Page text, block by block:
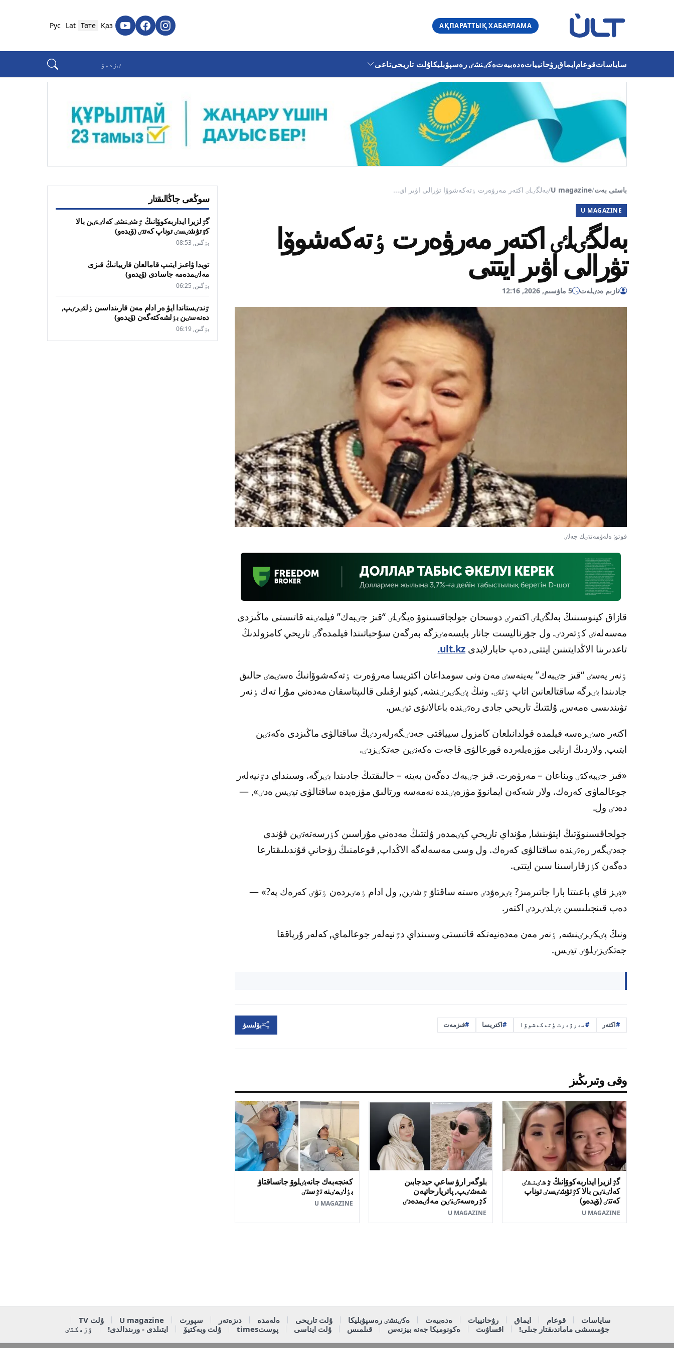
АҚПАРАТТЫҚ ХАБАРЛАМА
Қаз
Төте
Lat
Рус
ساياساتقوعامايماقرۋحانيياتەدەبيەتەكٸنشٸ رەسپۋبليكاۇلت تاريحىتاعى
باستى بەت/
U magazine
/بەلگٸلٸ اكتەر مەرۋەرت ٶتەكەشوۆا تۋرالى اۋىر اي...
U MAGAZINE
بەلگٸلٸ اكتەر مەرۋەرت ٶتەكەشوۆا
تۋرالى اۋىر ايتتى
نازىم ەدٸلەت 5 ماۋسىم, 2026, 12:16
فوتو: ەلەۋمەتتٸك جەلٸ
قازاق كينوسىنىڭ بەلگٸلٸ اكتەرٸ دوسحان جولجاقسىنوۆ ەيگٸلٸ “قىز جٸبەك” فيلمٸنە قاتىستى ماڭىزدى
مەسەلەنٸ كٶتەردٸ. ول جۋرناليست جانار بايسەمٸزگە بەرگەن سۇحباتىندا فيلمدەگٸ تاريحي كامزولدىڭ
تاعدىرىنا الاڭدايتىنىن ايتتى, دەپ حابارلايدى ult.kz.
ٶنەر يەسٸ “قىز جٸبەك” بەينەسٸ مەن ونى سومداعان اكتريسا مەرۋەرت ٶتەكەشوۆانىڭ ەسٸمٸ حالىق
جادىندا بٸرگە ساقتالعانىن اتاپ ٶتتٸ. ونىڭ پٸكٸرٸنشە, كينو ارقىلى قالىپتاسقان مەدەني مۇرا تەك ٶنەر
تۋىندىسى ەمەس, ۇلتتىڭ تاريحي جادى رەتٸندە باعالانۋى تيٸس.
اكتەر ەسٸرەسە فيلمدە قولدانىلعان كامزول سيياقتى جەدٸگەرلەردٸڭ ساقتالۋى ماڭىزدى ەكەنٸن
ايتىپ, ولاردىڭ ارنايى مۋزەيلەردە قورعالۋى قاجەت ەكەنٸن جەتكٸزدٸ.
«قىز جٸبەكتٸ ويناعان – مەرۋەرت. قىز جٸبەك دەگەن بەينە – حالىقتىڭ جادىندا بٸرگە. وسىنداي دٷنيەلەر
جوعالماۋى كەرەك. ولار شەكەن ايمانوۆ مۋزەيٸندە نەمەسە ورتالىق مۋزەيدە ساقتالۋى تيٸس ەدٸ», —
دەدٸ ول.
جولجاقسىنوۆتىڭ ايتۋىنشا, مۇنداي تاريحي كيٸمدەر ۇلتتىڭ مەدەني مۇراسىن كٶرسەتەتٸن قۇندى
جەدٸگەر رەتٸندە ساقتالۋى كەرەك. ول وسى مەسەلەگە الاڭداپ, قوعامنىڭ رۋحاني قۇندىلىقتارعا
دەگەن كٶزقاراسىنا سىن ايتتى.
«بٸز قاي باعىتتا بارا جاتىرمىز? بٸرەۋدٸ ەستە ساقتاۋ ٷشٸن, ول ادام ٶمٸردەن ٶتۋٸ كەرەك پە?» —
دەپ قىنجىلىسىن بٸلدٸردٸ اكتەر.
ونىڭ پٸكٸرٸنشە, ٶنەر مەن مەدەنيەتكە قاتىستى وسىنداي دٷنيەلەر جوعالماي, كەلەر ۇرپاققا
جەتكٸزٸلۋٸ تيٸس.
اكتەر مەرۋەرت ٶتەكەشوۆا اكتريسا قىزمەت بۆلىسۋ
وقى وتىرىڭىز
گٷلزيرا ايداربەكوۆانىڭ ٷشٸنشٸ
كەلٸنٸن بالا كٷتۋشٸسٸ توناپ
كەتتٸ (ۆيدەو)
U MAGAZINE
بلوگەر ارۋ ساعي حيدجابىن
شەشٸپ, پاتريارحاتپەن
كٷرەسەتٸنٸن مەلٸمدەدٸ
U MAGAZINE
كەنجەبەك جانەبٸلوۆ جانساقتاۋ
بٶلٸمٸنە تٷستٸ
U MAGAZINE
سوڭعى جاڭالىقتار
گٷلزيرا ايداربەكوۆانىڭ ٷشٸنشٸ كەلٸنٸن بالا
كٷتۋشٸسٸ توناپ كەتتٸ (ۆيدەو)
بٷگىن, 08:53
تويدا ۋاعىز ايتىپ قامالعان قارييانىڭ قىزى
مەلٸمدەمە جاسادى (ۆيدەو)
بٷگىن, 06:25
ٷندٸستاندا ايۋ ەر ادام مەن قارىنداسىن ٶلتٸرٸپ,
دەنەسٸن بٶلشەكتەگەن (ۆيدەو)
بٷگىن, 06:19
ساياسات قوعام ايماق رۋحانييات ەدەبيەت ەكٸنشٸ رەسپۋبليكا ۇلت تاريحى ەلەمدە دىزەتەر سپورت U magazine
ۇلت TV
جۇمىسشى ماماندىقتار جىلى!
اقساۋىت ەكونوميكا جەنە بيزنەس قىلمىس ۇلت ايناسى پوستtimes ۇلت وبەكتيۆ ايتىلدى - ورىندالدى! ٶزەكتٸ